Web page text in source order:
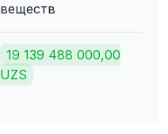
веществ
19 139 488 000,00
UZS